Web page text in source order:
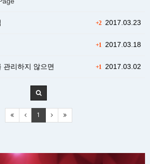
+22017.03.23
+1 2017.03.18
+1 2017.03.02
관리하지 않으면
1